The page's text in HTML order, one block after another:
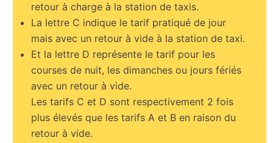
retour à charge à la station de taxis.
La lettre C indique le tarif pratiqué de jour
mais avec un retour à vide à la station de taxi.
Et la lettre D représente le tarif pour les
courses de nuit, les dimanches ou jours fériés
avec un retour à vide.
Les tarifs C et D sont respectivement 2 fois
plus élevés que les tarifs A et B en raison du
retour à vide.